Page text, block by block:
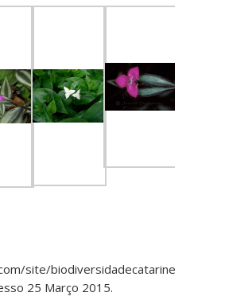
site/biodiversidadecatarinense/
25 Março 2015.